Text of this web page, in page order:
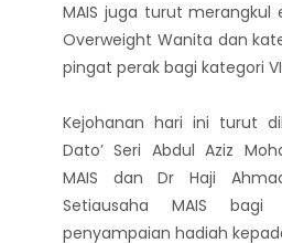
MAIS juga turut merangkul
Overweight Wanita dan
pingat perak bagi kategori
Kejohanan hari ini turut
Dato’ Seri Abdul Aziz
MAIS dan Dr Haji
Setiausaha MAIS bagi
penyampaian hadiah